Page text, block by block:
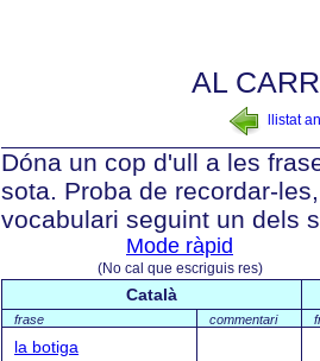
AL
llistat
Dóna un cop d'ull a les
sota. Proba de recordar-
vocabulari seguint un dels
Mode ràpid
(No cal que escriguis res)
Català
frase commentari
la botiga